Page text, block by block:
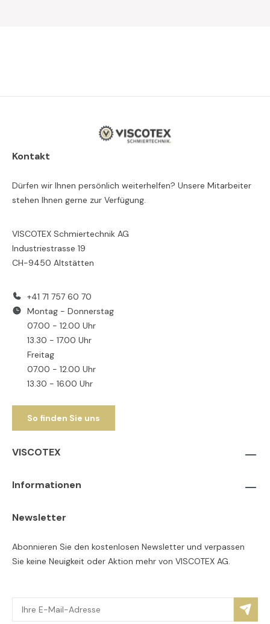
Kontakt
Dürfen wir Ihnen persönlich weiterhelfen? Unsere Mitarbeiter
stehen Ihnen gerne zur Verfügung.
VISCOTEX Schmiertechnik AG
Industriestrasse 19
CH-9450 Altstätten
+41 71 757 60 70
Montag - Donnerstag
07.00 - 12.00 Uhr
13.30 - 17.00 Uhr
Freitag
07.00 - 12.00 Uhr
13.30 - 16.00 Uhr
So finden Sie uns
VISCOTEX
Informationen
Newsletter
Abonnieren Sie den kostenlosen Newsletter und verpassen
Sie keine Neuigkeit oder Aktion mehr von VISCOTEX AG.